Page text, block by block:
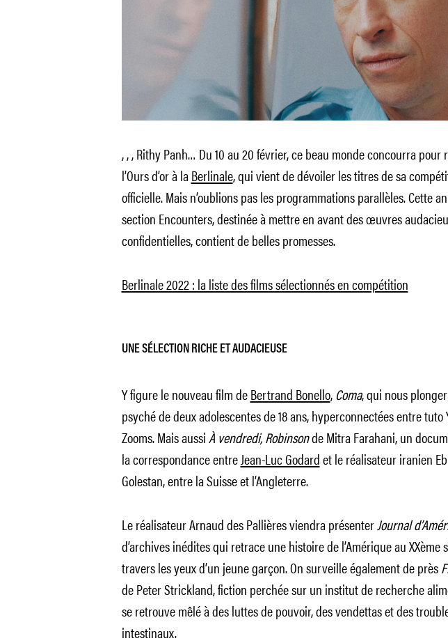
, , , Rithy Panh… Du 10 au 20 février, ce beau monde concourra pour
l’Ours d’or à laBerlinale, qui vient de dévoiler les titres de sa
officielle. Mais n’oublions pas les programmations parallèles. Cette
section Encounters, destinée à mettre en avant des œuvres
confidentielles, contient de belles promesses.
Berlinale 2022 : la liste des films sélectionnés en compétition
UNE SÉLECTION RICHE ET AUDACIEUSE
Y figure le nouveau film deBertrand Bonello, Coma, qui nous
psyché de deux adolescentes de 18 ans, hyperconnectées entre tuto
Zooms. Mais aussiÀ vendredi, Robinsonde Mitra Farahani, un
la correspondance entreJean-Luc Godardet le réalisateur iranien
Golestan, entre la Suisse et l’Angleterre.
Le réalisateur Arnaud des Pallières viendra présenterJournal
d’archives inédites qui retrace une histoire de l’Amérique au XXème
travers les yeux d’un jeune garçon. On surveille également de près
de Peter Strickland, fiction perchée sur un institut de recherche
se retrouve mêlé à des luttes de pouvoir, des vendettas et des
intestinaux.